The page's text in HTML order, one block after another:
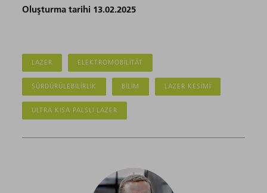
Oluşturma tarihi 13.02.2025
LAZER ELEKTROMOBILITÄT
SÜRDÜRÜLEBILIRLIK BILIM LAZER KESIMI
ULTRA KISA PALSLI LAZER